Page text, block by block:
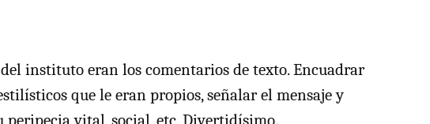
instituto eran los comentarios de texto. Encuadrar
que le eran propios, señalar el mensaje y
peripecia vital, social, etc. Divertidísimo.